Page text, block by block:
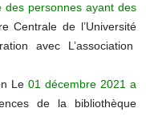
des personnes ayant des
Centrale de l’Université
avec L’association
Le 01 décembre 2021 a
de la bibliothèque